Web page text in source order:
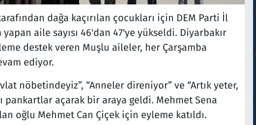
dağa kaçırılan çocukları için DEM Parti İl
yapan aile sayısı 46'dan 47'ye yükseldi. Diyarbakır
destek veren Muşlu aileler, her Çarşamba
ediyor.
nöbetindeyiz”, “Anneler direniyor” ve “Artık yeter,
pankartlar açarak bir araya geldi. Mehmet Sena
oğlu Mehmet Can Çiçek için eyleme katıldı.